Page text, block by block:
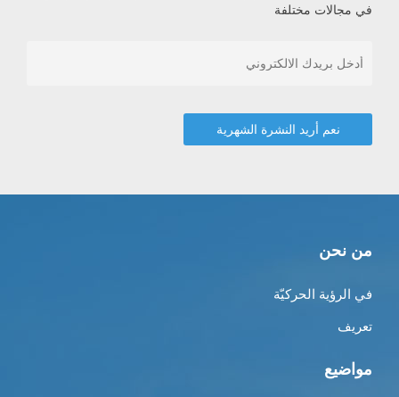
في مجالات مختلفة
من نحن
في الرؤية الحركيّة
تعريف
مواضيع